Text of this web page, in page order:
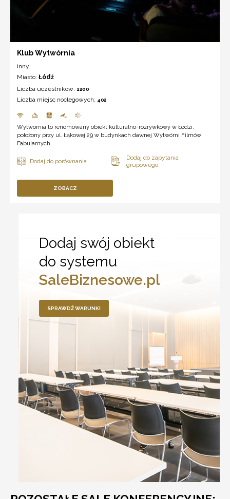
Klub Wytwórnia
inny
Miasto: Łódź
Liczba uczestników: 1200
Liczba miejsc noclegowych: 402
Wytwórnia to renomowany obiekt kulturalno-rozrywkowy w Łodzi,
położony przy ul. Łąkowej 29 w budynkach dawnej Wytwórni Filmów
Fabularnych.
ZOBACZ
Dodaj swój obiekt
do systemu
SaleBiznesowe.pl
SPRAWDŹ WARUNKI